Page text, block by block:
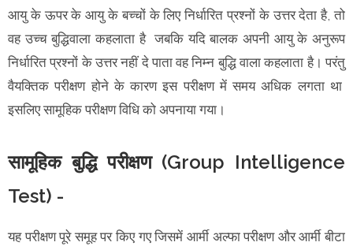
आयु के ऊपर के आयु के बच्चों के लिए निर्धारित प्रश्नों के उत्तर देता है, तो
वह उच्च बुद्धिवाला कहलाता है जबकि यदि बालक अपनी आयु के अनुरूप
निर्धारित प्रश्नों के उत्तर नहीं दे पाता वह निम्न बुद्धि वाला कहलाता है। परंतु
वैयक्तिक परीक्षण होने के कारण इस परीक्षण में समय अधिक लगता था
इसलिए सामूहिक परीक्षण विधि को अपनाया गया।
सामूहिक बुद्धि परीक्षण (Group Intelligence
Test) -
यह परीक्षण पूरे समूह पर किए गए जिसमें आर्मी अल्फा परीक्षण और आर्मी बीटा